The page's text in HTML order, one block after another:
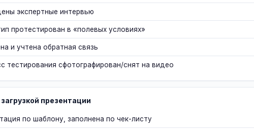
экспертные интервью
протестирован в «полевых условиях»
и учтена обратная связь
тестирования сфотографирован/снят на видео
презентации
по шаблону, заполнена по чек-листу